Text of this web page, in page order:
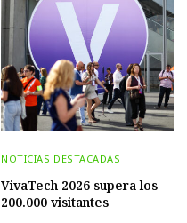
NOTICIAS DESTACADAS
VivaTech 2026 supera los
200.000 visitantes